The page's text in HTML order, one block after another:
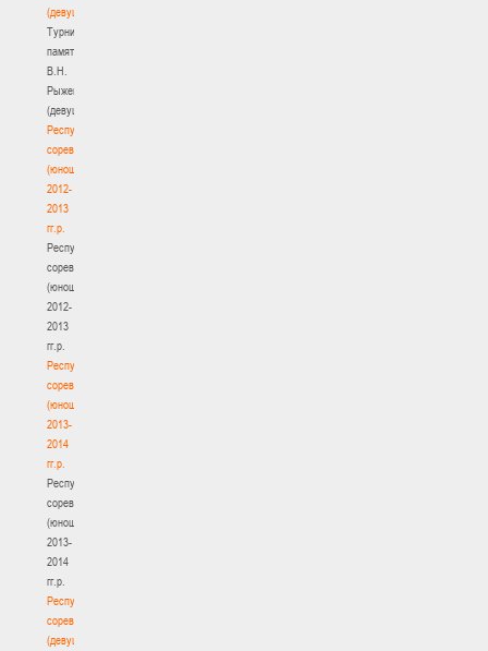
(девушки)
Турнир
памяти
В.Н.
Рыженкова
(девушки)
Республиканские
соревнования
(юноши)
2012-
2013
гг.р.
Республиканские
соревнования
(юноши)
2012-
2013
гг.р.
Республиканские
соревнования
(юноши)
2013-
2014
гг.р.
Республиканские
соревнования
(юноши)
2013-
2014
гг.р.
Республиканские
соревнования
(девушки)